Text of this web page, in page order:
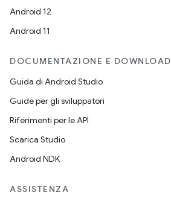
Android 12
Android 11
DOCUMENTAZIONE E DOWNLOAD
Guida di Android Studio
Guide per gli sviluppatori
Riferimenti per le API
Scarica Studio
Android NDK
ASSISTENZA